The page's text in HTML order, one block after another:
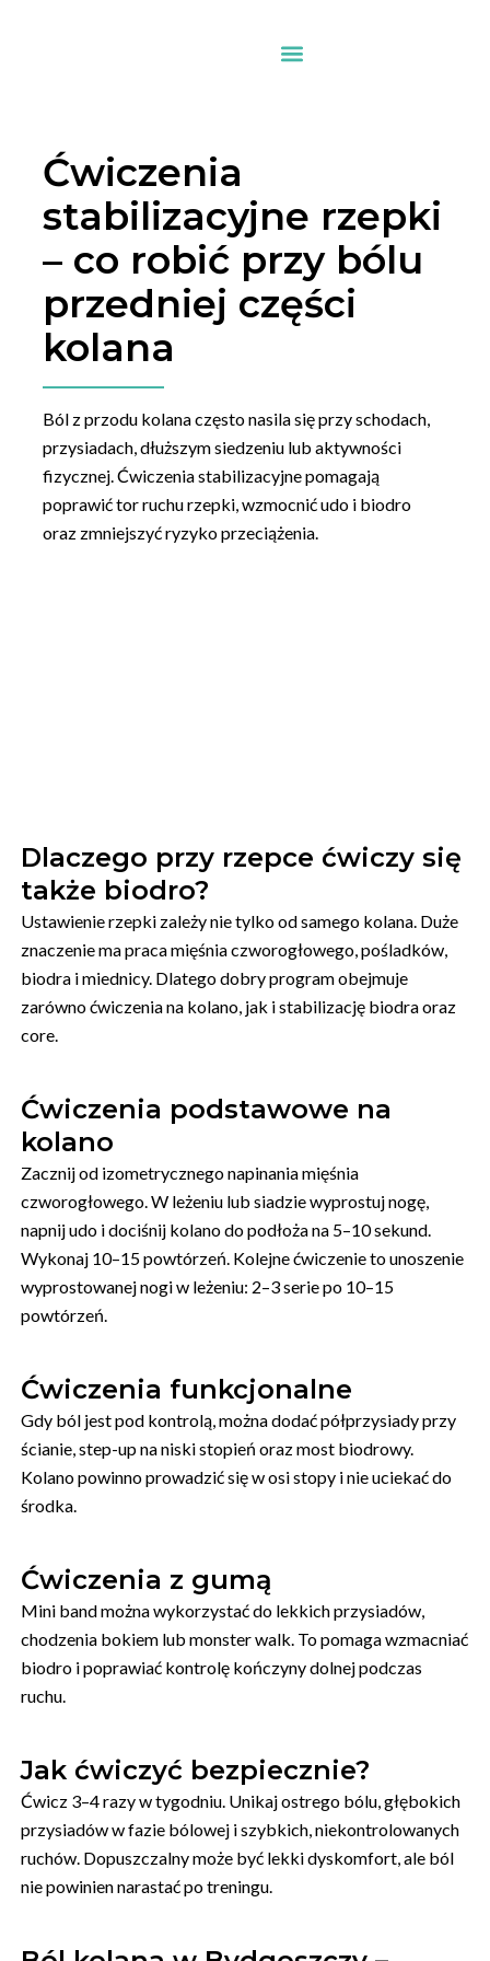
Ćwiczenia
stabilizacyjne rzepki
– co robić przy bólu
przedniej części
kolana
Ból z przodu kolana często nasila się przy schodach,
przysiadach, dłuższym siedzeniu lub aktywności
fizycznej. Ćwiczenia stabilizacyjne pomagają
poprawić tor ruchu rzepki, wzmocnić udo i biodro
oraz zmniejszyć ryzyko przeciążenia.
Dlaczego przy rzepce ćwiczy się
także biodro?
Ustawienie rzepki zależy nie tylko od samego kolana. Duże
znaczenie ma praca mięśnia czworogłowego, pośladków,
biodra i miednicy. Dlatego dobry program obejmuje
zarówno ćwiczenia na kolano, jak i stabilizację biodra oraz
core.
Ćwiczenia podstawowe na
kolano
Zacznij od izometrycznego napinania mięśnia
czworogłowego. W leżeniu lub siadzie wyprostuj nogę,
napnij udo i dociśnij kolano do podłoża na 5–10 sekund.
Wykonaj 10–15 powtórzeń. Kolejne ćwiczenie to unoszenie
wyprostowanej nogi w leżeniu: 2–3 serie po 10–15
powtórzeń.
Ćwiczenia funkcjonalne
Gdy ból jest pod kontrolą, można dodać półprzysiady przy
ścianie, step-up na niski stopień oraz most biodrowy.
Kolano powinno prowadzić się w osi stopy i nie uciekać do
środka.
Ćwiczenia z gumą
Mini band można wykorzystać do lekkich przysiadów,
chodzenia bokiem lub monster walk. To pomaga wzmacniać
biodro i poprawiać kontrolę kończyny dolnej podczas
ruchu.
Jak ćwiczyć bezpiecznie?
Ćwicz 3–4 razy w tygodniu. Unikaj ostrego bólu, głębokich
przysiadów w fazie bólowej i szybkich, niekontrolowanych
ruchów. Dopuszczalny może być lekki dyskomfort, ale ból
nie powinien narastać po treningu.